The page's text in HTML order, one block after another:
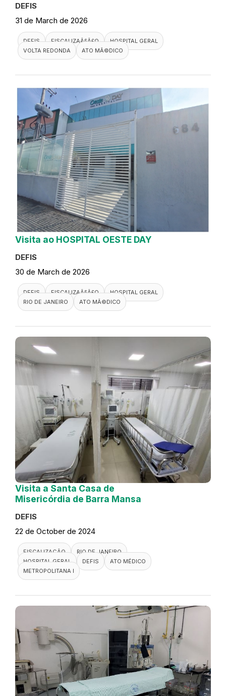
DEFIS
31 de March de 2026
DEFIS FISCALIZAÃ§Ã£O
HOSPITAL GERAL
VOLTA REDONDA
ATO MÃ©DICO
Visita ao HOSPITAL OESTE DAY
DEFIS
30 de March de 2026
DEFIS FISCALIZAÃ§Ã£O
HOSPITAL GERAL
RIO DE JANEIRO
ATO MÃ©DICO
Visita a Santa Casa de
Misericórdia de Barra Mansa
DEFIS
22 de October de 2024
FISCALIZAÇÃO
RIO DE JANEIRO
HOSPITAL GERAL
DEFIS
ATO MÉDICO
METROPOLITANA I